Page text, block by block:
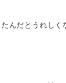
んだとうれしく